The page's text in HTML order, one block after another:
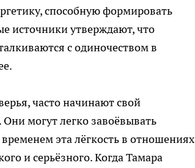
способную формировать
источники утверждают, что
с одиночеством в
часто начинают свой
могут легко завоёвывать
эта лёгкость в отношениях
и серьёзного. Когда Тамара